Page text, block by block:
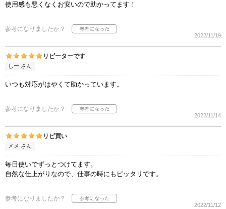
使用感も悪くなくお安いので助かってます！
参考になりましたか？
2022/11/19
リピーターです
しー さん
いつも対応がはやくて助かっています。
参考になりましたか？
2022/11/14
リピ買い
メメ さん
毎日使いでずっとつけてます。
自然な仕上がりなので、仕事の時にもピッタリです。
参考になりましたか？
2022/11/12